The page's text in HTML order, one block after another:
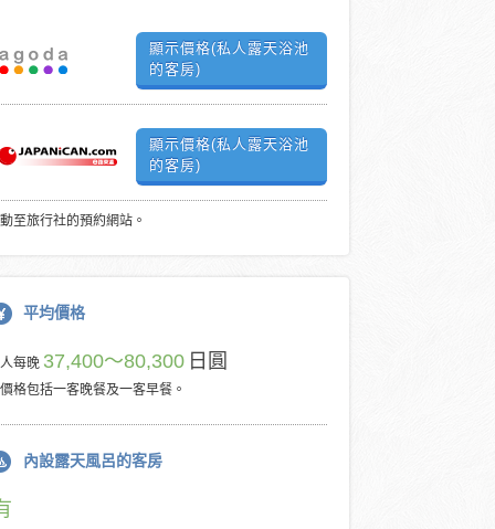
顯示價格(私人露天浴池
的客房)
顯示價格(私人露天浴池
的客房)
至旅行社的預約網站。
平均價格
每晚 37,400～80,300 日圓
格包括一客晚餐及一客早餐。
內設露天風呂的客房